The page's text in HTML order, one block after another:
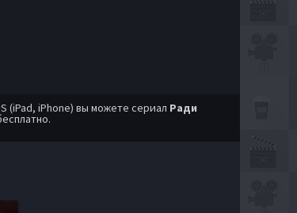
(iPad, iPhone) вы можете сериал Ради